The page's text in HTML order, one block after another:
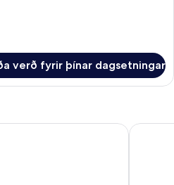
verð fyrir þínar dagsetningar
Best